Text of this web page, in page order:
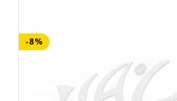
-8%